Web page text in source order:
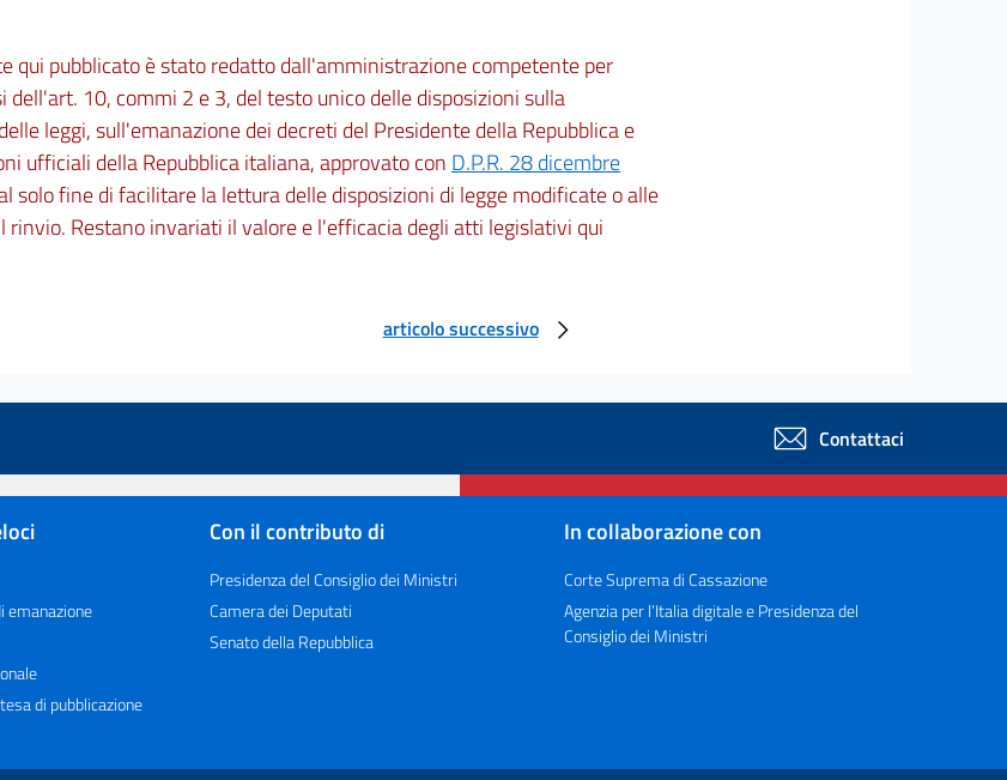
qui pubblicato è stato redatto dall'amministrazione competente per
dell'art. 10, commi 2 e 3, del testo unico delle disposizioni sulla
leggi, sull'emanazione dei decreti del Presidente della Repubblica e
ufficiali della Repubblica italiana, approvato con D.P.R. 28 dicembre
solo fine di facilitare la lettura delle disposizioni di legge modificate o alle
rinvio. Restano invariati il valore e l'efficacia degli atti legislativi qui
articolo successivo
Contattaci
emanazione
di pubblicazione
Con il contributo di
Presidenza del Consiglio dei Ministri
Camera dei Deputati
Senato della Repubblica
In collaborazione con
Corte Suprema di Cassazione
Agenzia per l’Italia digitale e Presidenza del
Consiglio dei Ministri